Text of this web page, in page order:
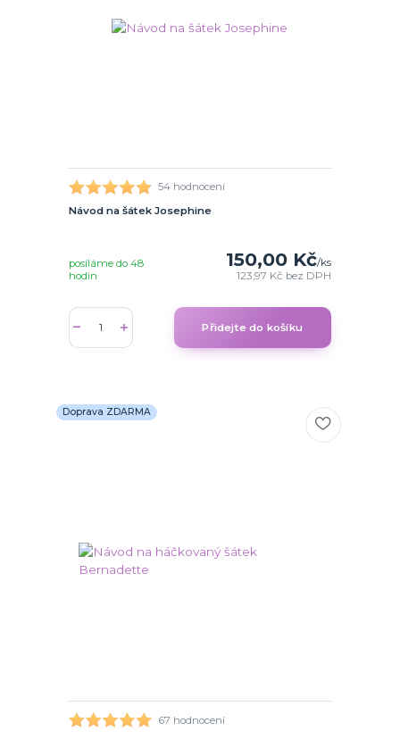
54 hodnocení
Návod na šátek Josephine
150,00 Kč/ks
123,97 Kč bez DPH
posíláme do 48
hodin
Přidejte do košíku
Doprava ZDARMA
67 hodnocení